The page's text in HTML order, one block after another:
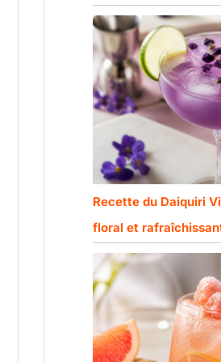
Recette du Daiquiri
floral et